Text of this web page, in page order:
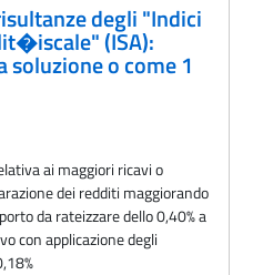
degli "Indici
(ISA):
soluzione o come 1
ai maggiori ricavi o
dei redditi maggiorando
da rateizzare dello 0,40% a
con applicazione degli